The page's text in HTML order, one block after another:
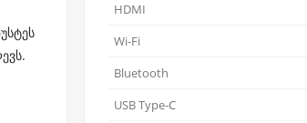
HDMI
Wi-Fi
Bluetooth
USB Type-C